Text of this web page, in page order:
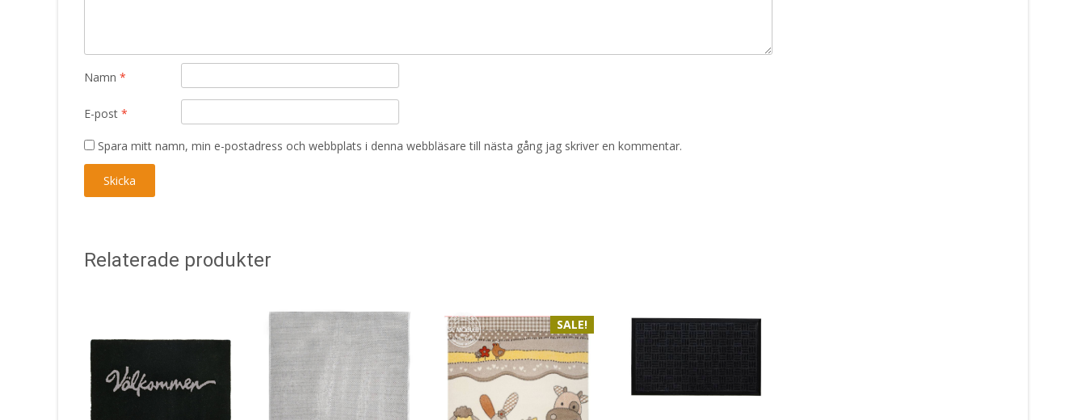
Namn *
E-post *
Spara mitt namn, min e-postadress och webbplats i denna webbläsare till nästa gång jag skriver en kommentar.
Relaterade produkter
SALE!